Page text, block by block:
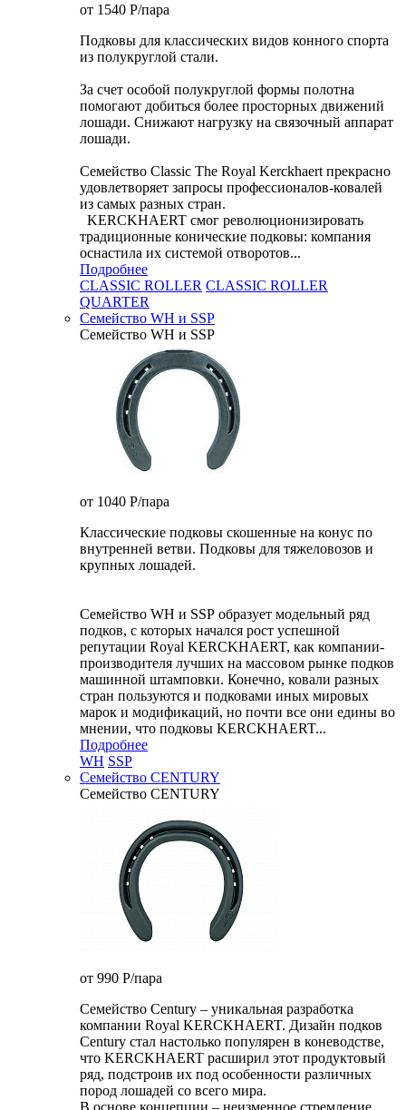
от 1540 P/пара
Подковы для классических видов конного спорта
из полукруглой стали.
За счет особой полукруглой формы полотна
помогают добиться более просторных движений
лошади. Снижают нагрузку на связочный аппарат
лошади.
Семейство Classic The Royal Kerckhaert прекрасно
удовлетворяет запросы профессионалов-ковалей
из самых разных стран.
KERCKHAERT смог революционизировать
традиционные конические подковы: компания
оснастила их системой отворотов...
Подробнее
CLASSIC ROLLER CLASSIC ROLLER
QUARTER
Семейство WH и SSP
Семейство WH и SSP
от 1040 P/пара
Классические подковы скошенные на конус по
внутренней ветви. Подковы для тяжеловозов и
крупных лошадей.
Семейство WH и SSP образует модельный ряд
подков, с которых начался рост успешной
репутации Royal KERCKHAERT, как компании-
производителя лучших на массовом рынке подков
машинной штамповки. Конечно, ковали разных
стран пользуются и подковами иных мировых
марок и модификаций, но почти все они едины во
мнении, что подковы KERCKHAERT...
Подробнее
WH SSP
Семейство CENTURY
Семейство CENTURY
от 990 P/пара
Семейство Century – уникальная разработка
компании Royal KERCKHAERT. Дизайн подков
Century стал настолько популярен в коневодстве,
что KERCKHAERT расширил этот продуктовый
ряд, подстроив их под особенности различных
пород лошадей со всего мира.
В основе концепции – неизменное стремление